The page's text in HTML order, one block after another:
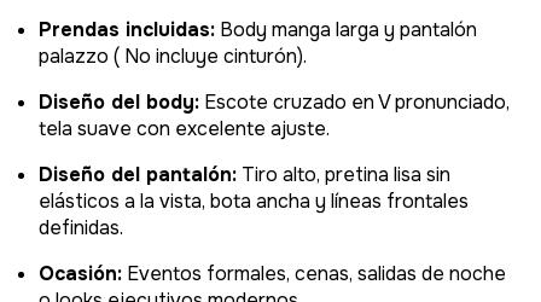
Prendas incluidas: Body manga larga y pantalón
palazzo ( No incluye cinturón).
Diseño del body: Escote cruzado en V pronunciado,
tela suave con excelente ajuste.
Diseño del pantalón: Tiro alto, pretina lisa sin
elásticos a la vista, bota ancha y líneas frontales
definidas.
Ocasión: Eventos formales, cenas, salidas de noche